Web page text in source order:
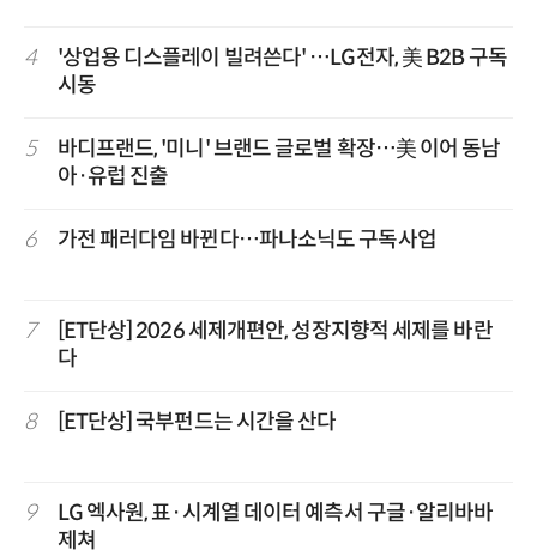
4
'상업용 디스플레이 빌려쓴다' …LG전자, 美 B2B 구독
시동
5
바디프랜드, '미니' 브랜드 글로벌 확장…美 이어 동남
아·유럽 진출
6 가전 패러다임 바뀐다…파나소닉도 구독사업
7
[ET단상] 2026 세제개편안, 성장지향적 세제를 바란
다
8 [ET단상] 국부펀드는 시간을 산다
9
LG 엑사원, 표·시계열 데이터 예측서 구글·알리바바
제쳐